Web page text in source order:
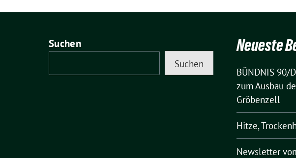
Suchen
Suchen
Neueste
BÜNDNIS 90/
zum Ausbau
Gröbenzell
Hitze,
Newsletter